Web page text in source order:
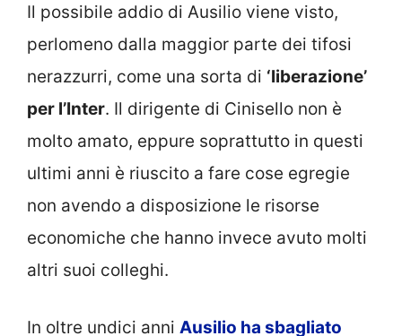
Il possibile addio di Ausilio viene visto,
perlomeno dalla maggior parte dei tifosi
nerazzurri, come una sorta di ‘liberazione’
per l’Inter. Il dirigente di Cinisello non è
molto amato, eppure soprattutto in questi
ultimi anni è riuscito a fare cose egregie
non avendo a disposizione le risorse
economiche che hanno invece avuto molti
altri suoi colleghi.
In oltre undici anni Ausilio ha sbagliato